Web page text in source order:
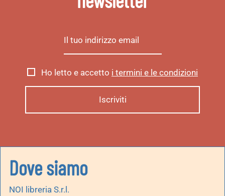
Ho letto e accetto i termini e le condizioni
Dove siamo
NOI libreria S.r.l.